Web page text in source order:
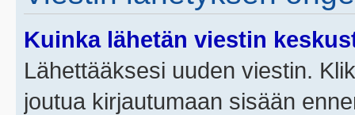
Kuinka lähetän viestin
Lähettääksesi uuden viestin.
joutua kirjautumaan sisään